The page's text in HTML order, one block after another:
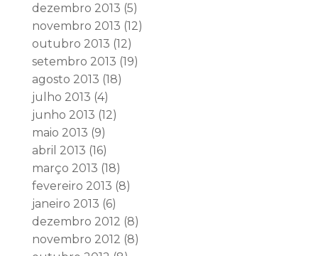
dezembro 2013 (5)
novembro 2013 (12)
outubro 2013 (12)
setembro 2013 (19)
agosto 2013 (18)
julho 2013 (4)
junho 2013 (12)
maio 2013 (9)
abril 2013 (16)
março 2013 (18)
fevereiro 2013 (8)
janeiro 2013 (6)
dezembro 2012 (8)
novembro 2012 (8)